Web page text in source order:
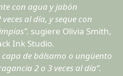
con agua y jabón
al día, y seque con
sugiere Olivia Smith,
Ink Studio.
capa de bálsamo o ungüento
2 o 3 veces al día”.